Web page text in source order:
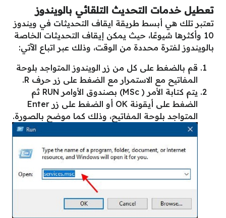
تعطيل خدمات التحديث التلقائي بالويندوز
تعتبر تلك هي أبسط طريقة ايقاف التحديثات في ويندوز
10 وأكثرها شيوعًا، حيث يمكن إيقاف التحديثات الخاصة
بالويندوز لفترة محددة من الوقت، وذلك عبر اتباع الآتي:
قم بالضغط على كل من زر الويندوز المتواجد بلوحة
المفاتيح مع الاستمرار مع الضغط على زر حرف R.
يتم كتابة الأمر ( MSc) بصندوق الأوامر RUN ثم
الضغط على أيقونة OK أو الضغط على زر Enter
المتواجد بلوحة المفاتيح، وذلك كما موضح بالصورة.